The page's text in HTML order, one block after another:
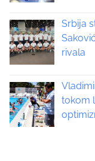
i
g
a
t
Srbija
rivala
tokom